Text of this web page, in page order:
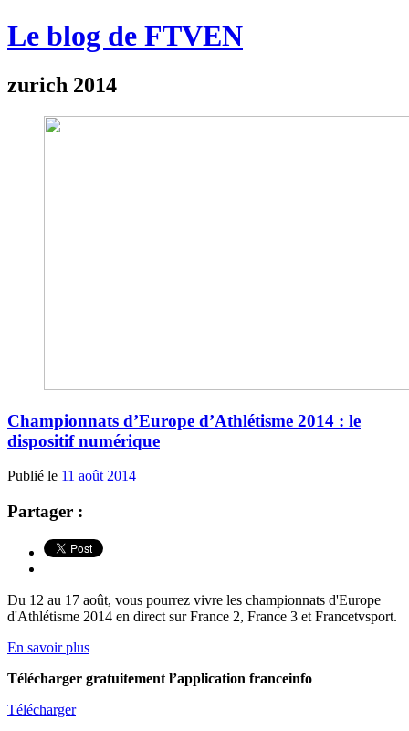
Le blog de FTVEN
zurich 2014
Championnats d’Europe d’Athlétisme 2014 : le
dispositif numérique
Publié le 11 août 2014
Partager :
Du 12 au 17 août, vous pourrez vivre les championnats d'Europe
d'Athlétisme 2014 en direct sur France 2, France 3 et Francetvsport.
En savoir plus
Télécharger gratuitement l’application franceinfo
Télécharger